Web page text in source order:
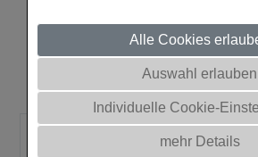
Alle Cookies
Auswahl erlauben
Individuelle Cookie-
mehr Details
sobald ihm die Witterung passt. Die
dafür werden ab der zweiten